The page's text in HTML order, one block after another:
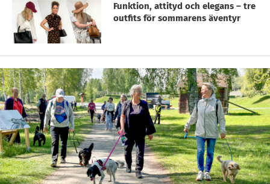
Funktion, attityd och elegans – tre
outfits för sommarens äventyr